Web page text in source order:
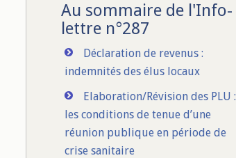
Au sommaire de l'Info-
lettre n°287
Déclaration de revenus :
indemnités des élus locaux
Elaboration/Révision des PLU :
les conditions de tenue d’une
réunion publique en période de
crise sanitaire